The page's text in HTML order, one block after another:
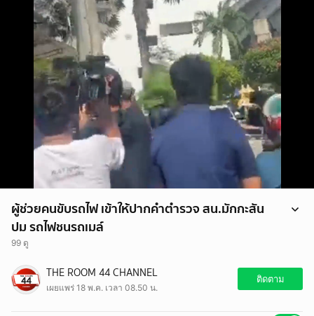
ผู้ช่วยคนขับรถไฟ เข้าให้ปากคำตำรวจ สน.มักกะสัน
ปม รถไฟชนรถเมล์
99 ดู
ผู้ช่วยคนขับรถไฟ เข้าให้ปากคำตำรวจ สน.มักกะสัน ปม รถไฟชนรถเมล์
#รถประจำทาง #มักกะสัน #แยกอโศก #รถไฟ #ข่าววันนี้ #theroom44
THE ROOM 44 CHANNEL
เผยแพร่ 18 พ.ค. เวลา 08.50 น.
ติดตาม